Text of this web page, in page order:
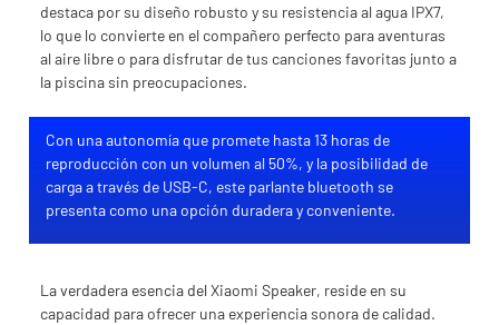
destaca por su diseño robusto y su resistencia al agua IPX7,
lo que lo convierte en el compañero perfecto para aventuras
al aire libre o para disfrutar de tus canciones favoritas junto a
la piscina sin preocupaciones.
Con una autonomía que promete hasta 13 horas de
reproducción con un volumen al 50%, y la posibilidad de
carga a través de USB-C, este parlante bluetooth se
presenta como una opción duradera y conveniente.
La verdadera esencia del Xiaomi Speaker, reside en su
capacidad para ofrecer una experiencia sonora de calidad.